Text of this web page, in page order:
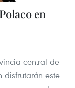
en
central de
disfrutarán este